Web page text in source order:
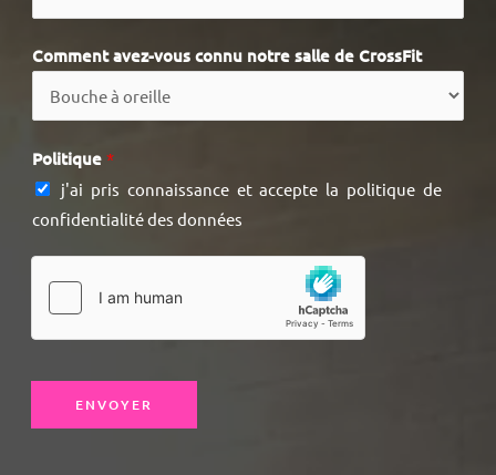
Comment avez-vous connu notre salle de CrossFit
Politique *
j'ai pris connaissance et accepte la politique de
confidentialité des données
ENVOYER